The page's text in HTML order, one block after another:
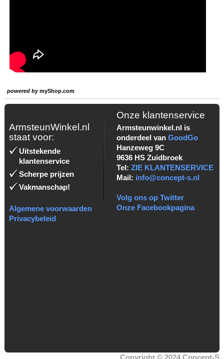
powered bymyShop.com
ArmsteunWinkel.nl
staat voor:
Uitstekende
klantenservice
Scherpe prijzen
Vakmanschap!
Algemene voorwaarden
Privacybeleid
Onze klantenservice
Armsteunwinkel.nl is
onderdeel van GoodGo
Hanzeweg 9C
9636 HS Zuidbroek
Tel: ZIE KLANTENSERVICE
Mail: info@concept-s.nl
Volg ons op Twitter
Onze Facebookpagina